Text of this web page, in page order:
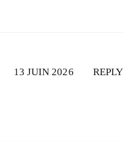
REPLY
13 JUIN 2026